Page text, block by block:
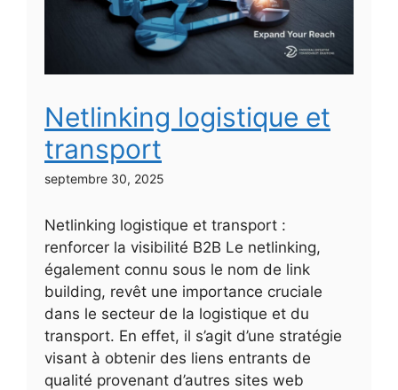
Netlinking logistique et
transport
septembre 30, 2025
Netlinking logistique et transport :
renforcer la visibilité B2B Le netlinking,
également connu sous le nom de link
building, revêt une importance cruciale
dans le secteur de la logistique et du
transport. En effet, il s’agit d’une stratégie
visant à obtenir des liens entrants de
qualité provenant d’autres sites web